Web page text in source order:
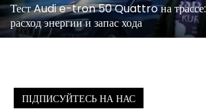
Тест Audi e-tron 50 Quattro на трассе:
расход энергии и запас хода
ПІДПИСУЙТЕСЬ НА НАС